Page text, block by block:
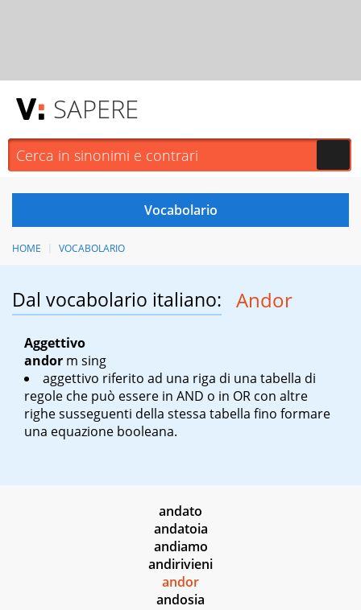
SAPERE
HOME VOCABOLARIO
Dal vocabolario italiano: Andor
Aggettivo
andor m sing
aggettivo riferito ad una riga di una tabella di
regole che può essere in AND o in OR con altre
righe susseguenti della stessa tabella fino formare
una equazione booleana.
andato
andatoia
andiamo
andirivieni
andor
andosia